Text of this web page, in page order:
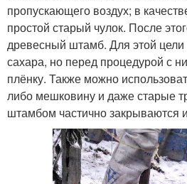
пропускающего воздух; в
простой старый чулок. После
древесный штамб. Для этой
сахара, но перед процедурой с
плёнку. Также можно
либо мешковину и даже старые
штамбом частично закрываются